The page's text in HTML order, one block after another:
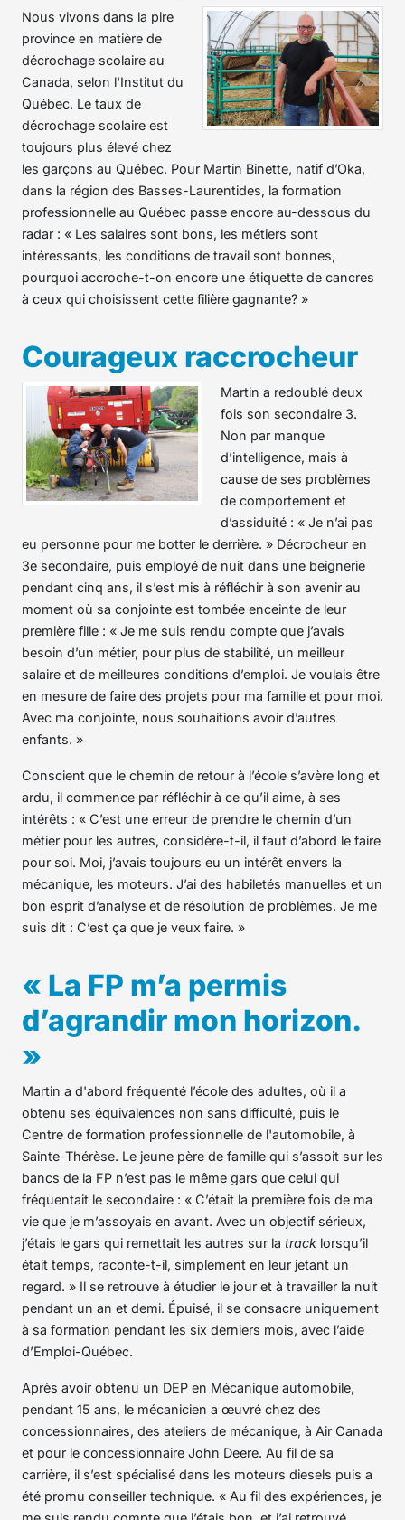
Nous vivons dans la pire
province en matière de
décrochage scolaire au
Canada, selon l'Institut du
Québec. Le taux de
décrochage scolaire est
toujours plus élevé chez
les garçons au Québec. Pour Martin Binette, natif d’Oka,
dans la région des Basses-Laurentides, la formation
professionnelle au Québec passe encore au-dessous du
radar : « Les salaires sont bons, les métiers sont
intéressants, les conditions de travail sont bonnes,
pourquoi accroche-t-on encore une étiquette de cancres
à ceux qui choisissent cette filière gagnante? »
Courageux raccrocheur
Martin a redoublé deux
fois son secondaire 3.
Non par manque
d’intelligence, mais à
cause de ses problèmes
de comportement et
d’assiduité : « Je n’ai pas
eu personne pour me botter le derrière. » Décrocheur en
3e secondaire, puis employé de nuit dans une beignerie
pendant cinq ans, il s’est mis à réfléchir à son avenir au
moment où sa conjointe est tombée enceinte de leur
première fille : « Je me suis rendu compte que j’avais
besoin d’un métier, pour plus de stabilité, un meilleur
salaire et de meilleures conditions d’emploi. Je voulais être
en mesure de faire des projets pour ma famille et pour moi.
Avec ma conjointe, nous souhaitions avoir d’autres
enfants. »
Conscient que le chemin de retour à l’école s’avère long et
ardu, il commence par réfléchir à ce qu’il aime, à ses
intérêts : « C’est une erreur de prendre le chemin d’un
métier pour les autres, considère-t-il, il faut d’abord le faire
pour soi. Moi, j’avais toujours eu un intérêt envers la
mécanique, les moteurs. J’ai des habiletés manuelles et un
bon esprit d’analyse et de résolution de problèmes. Je me
suis dit : C’est ça que je veux faire. »
« La FP m’a permis
d’agrandir mon horizon.
»
Martin a d'abord fréquenté l’école des adultes, où il a
obtenu ses équivalences non sans difficulté, puis le
Centre de formation professionnelle de l'automobile, à
Sainte-Thérèse. Le jeune père de famille qui s’assoit sur les
bancs de la FP n’est pas le même gars que celui qui
fréquentait le secondaire : « C’était la première fois de ma
vie que je m’assoyais en avant. Avec un objectif sérieux,
j’étais le gars qui remettait les autres sur la track lorsqu’il
était temps, raconte-t-il, simplement en leur jetant un
regard. » Il se retrouve à étudier le jour et à travailler la nuit
pendant un an et demi. Épuisé, il se consacre uniquement
à sa formation pendant les six derniers mois, avec l’aide
d’Emploi-Québec.
Après avoir obtenu un DEP en Mécanique automobile,
pendant 15 ans, le mécanicien a œuvré chez des
concessionnaires, des ateliers de mécanique, à Air Canada
et pour le concessionnaire John Deere. Au fil de sa
carrière, il s’est spécialisé dans les moteurs diesels puis a
été promu conseiller technique. « Au fil des expériences, je